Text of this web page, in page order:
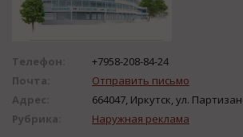
Телефон:
+7958-208-84-24
Почта:
Отправить письмо
Адрес:
664047, Иркутск, ул.
Рубрика:
Наружная реклама